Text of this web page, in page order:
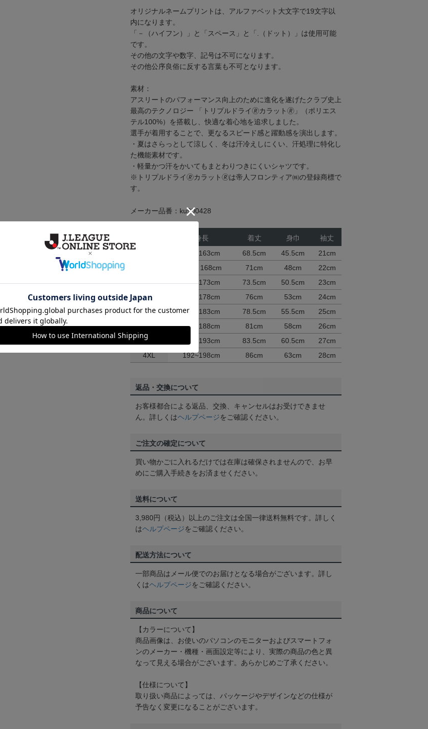
オリジナルネームプリントは、アルファベット大文字で19文字以
内になります。
「－（ハイフン）」と「スペース」と「.（ドット）」は使用可能
です。
その他の文字や数字、記号は不可になります。
その他公序良俗に反する言葉も不可となります。
素材：
アスリートのパフォーマンス向上のために進化を遂げたクラブ史上
最高のテクノロジー 「トリプルドライ🄬カラット🄬」（ポリエス
テル100%）を搭載し、快適な着心地を追求しました。
選手が着用することで、更なるスピード感と躍動感を演出します。
・夏はさらっとして涼しく、冬は汗冷えしにくい、汗処理に特化し
た機能素材です。
・軽量かつ汗をかいてもまとわりつきにくいシャツです。
※トリプルドライ🄬カラット🄬は帝人フロンティア㈱の登録商標で
す。
メーカー品番：ku900428
身長 着丈 身巾
袖丈
157~163cm 68.5cm 45.5cm
21cm
162～168cm 71cm 48cm
22cm
M
167~173cm 73.5cm 50.5cm
23cm
L
172~178cm 76cm 53cm
24cm
XL
177~183cm 78.5cm 55.5cm
25cm
2XL
182~188cm 81cm 58cm
26cm
3XL
187~193cm 83.5cm 60.5cm
27cm
4XL
192~198cm 86cm 63cm 28cm
返品・交換について
お客様都合による返品、交換、キャンセルはお受けできませ
ん。詳しくはヘルプページをご確認ください。
ご注文の確定について
買い物かごに入れるだけでは在庫は確保されませんので、お早
めにご購入手続きをお済ませください。
送料について
3,980円（税込）以上のご注文は全国一律送料無料です。詳しく
はヘルプページをご確認ください。
配送方法について
一部商品はメール便でのお届けとなる場合がございます。詳し
くはヘルプページをご確認ください。
商品について
【カラーについて】
商品画像は、お使いのパソコンのモニターおよびスマートフォ
ンのメーカー・機種・画面設定等により、実際の商品の色と異
なって見える場合がございます。あらかじめご了承ください。
【仕様について】
取り扱い商品によっては、パッケージやデザインなどの仕様が
予告なく変更になることがございます。